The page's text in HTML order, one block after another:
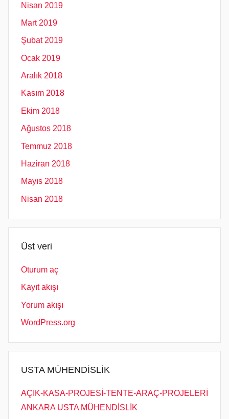
Nisan 2019
Mart 2019
Şubat 2019
Ocak 2019
Aralık 2018
Kasım 2018
Ekim 2018
Ağustos 2018
Temmuz 2018
Haziran 2018
Mayıs 2018
Nisan 2018
Üst veri
Oturum aç
Kayıt akışı
Yorum akışı
WordPress.org
USTA MÜHENDİSLİK
AÇIK-KASA-PROJESİ-TENTE-ARAÇ-PROJELERİ
ANKARA USTA MÜHENDİSLİK